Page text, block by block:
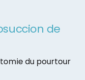
de
du pourtour